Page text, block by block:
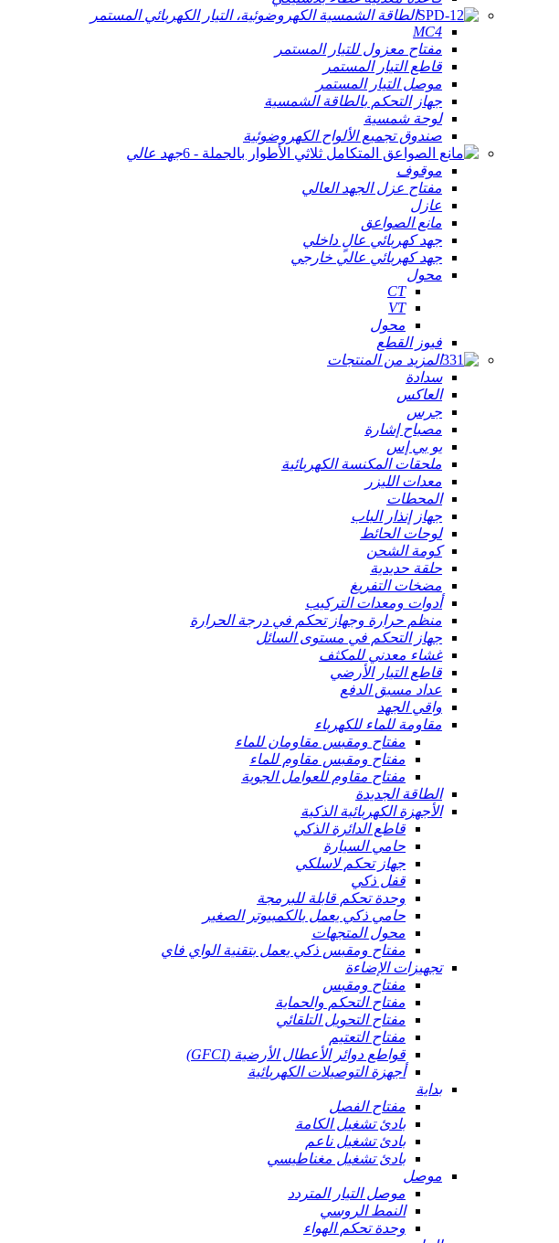
الطاقة الشمسية الكهروضوئية، التيار الكهربائي المستمر
MC4
مفتاح معزول للتيار المستمر
قاطع التيار المستمر
موصل التيار المستمر
جهاز التحكم بالطاقة الشمسية
لوحة شمسية
صندوق تجميع الألواح الكهروضوئية
جهد عالي
موقوف
مفتاح عزل الجهد العالي
عازل
مانع الصواعق
جهد كهربائي عالٍ داخلي
جهد كهربائي عالي خارجي
محول
CT
VT
محول
فيوز القطع
المزيد من المنتجات
سدادة
العاكس
جرس
مصباح إشارة
يو بي إس
ملحقات المكنسة الكهربائية
معدات الليزر
المحطات
جهاز إنذار الباب
لوحات الحائط
كومة الشحن
حلقة حديدية
مضخات التفريغ
أدوات ومعدات التركيب
منظم حرارة وجهاز تحكم في درجة الحرارة
جهاز التحكم في مستوى السائل
غشاء معدني للمكثف
قاطع التيار الأرضي
عداد مسبق الدفع
واقي الجهد
مقاومة للماء للكهرباء
مفتاح ومقبس مقاومان للماء
مفتاح ومقبس مقاوم للماء
مفتاح مقاوم للعوامل الجوية
الطاقة الجديدة
الأجهزة الكهربائية الذكية
قاطع الدائرة الذكي
حامي السيارة
جهاز تحكم لاسلكي
قفل ذكي
وحدة تحكم قابلة للبرمجة
حامي ذكي يعمل بالكمبيوتر الصغير
محول المتجهات
مفتاح ومقبس ذكي يعمل بتقنية الواي فاي
تجهيزات الإضاءة
مفتاح ومقبس
مفتاح التحكم والحماية
مفتاح التحويل التلقائي
مفتاح التعتيم
قواطع دوائر الأعطال الأرضية (GFCI)
أجهزة التوصيلات الكهربائية
بداية
مفتاح الفصل
بادئ تشغيل الكامة
بادئ تشغيل ناعم
بادئ تشغيل مغناطيسي
موصل
موصل التيار المتردد
النمط الروسي
وحدة تحكم الهواء